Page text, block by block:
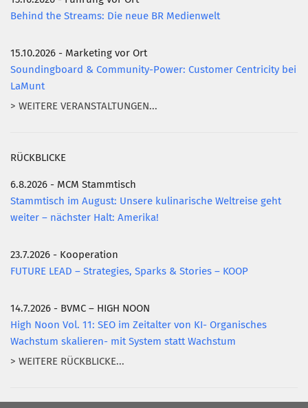
Behind the Streams: Die neue BR Medienwelt
15.10.2026 - Marketing vor Ort
Soundingboard & Community-Power: Customer Centricity bei
LaMunt
> WEITERE VERANSTALTUNGEN...
RÜCKBLICKE
6.8.2026 - MCM Stammtisch
Stammtisch im August: Unsere kulinarische Weltreise geht
weiter – nächster Halt: Amerika!
23.7.2026 - Kooperation
FUTURE LEAD – Strategies, Sparks & Stories – KOOP
14.7.2026 - BVMC – HIGH NOON
High Noon Vol. 11: SEO im Zeitalter von KI- Organisches
Wachstum skalieren- mit System statt Wachstum
> WEITERE RÜCKBLICKE...